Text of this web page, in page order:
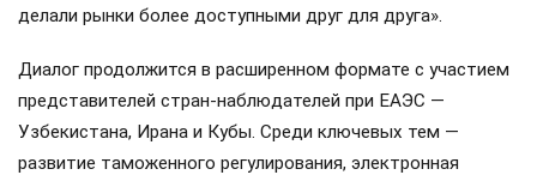
делали рынки более доступными друг для друга».
Диалог продолжится в расширенном формате с участием
представителей стран-наблюдателей при ЕАЭС —
Узбекистана, Ирана и Кубы. Среди ключевых тем —
развитие таможенного регулирования, электронная